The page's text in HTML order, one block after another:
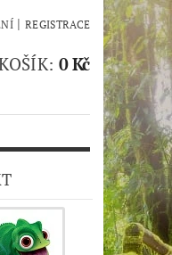
| REGISTRACE
0 Kč